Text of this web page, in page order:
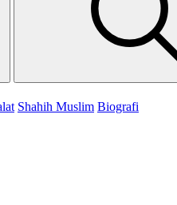
Shahih Muslim Biografi